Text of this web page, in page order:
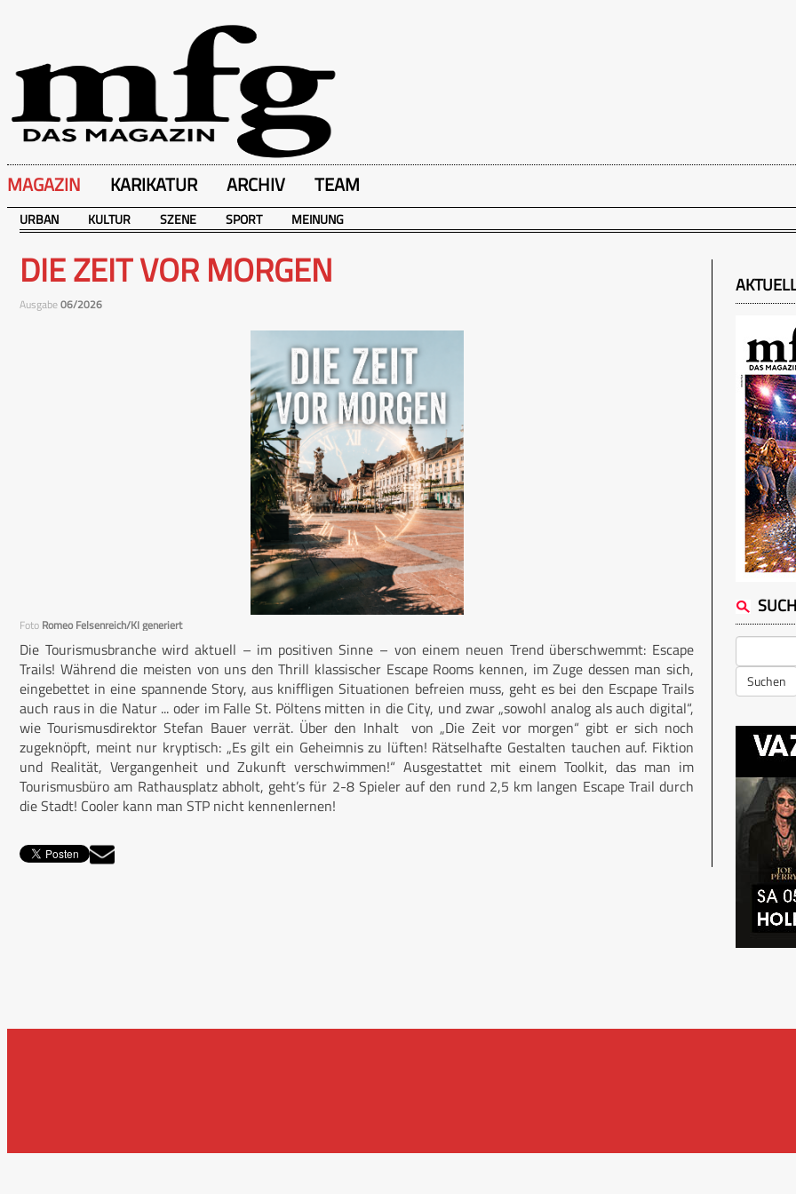
MAGAZIN KARIKATUR ARCHIV TEAM
URBAN KULTUR SZENE SPORT MEINUNG
DIE ZEIT VOR MORGEN
Ausgabe06/2026
Foto Romeo Felsenreich/KI generiert
Die Tourismusbranche wird aktuell – im positiven Sinne – von einem neuen Trend überschwemmt: Escape
Trails! Während die meisten von uns den Thrill klassischer Escape Rooms kennen, im Zuge dessen man sich,
eingebettet in eine spannende Story, aus kniffligen Situationen befreien muss, geht es bei den Escpape Trails
auch raus in die Natur ... oder im Falle St. Pöltens mitten in die City, und zwar „sowohl analog als auch digital“,
wie Tourismusdirektor Stefan Bauer verrät. Über den Inhalt von „Die Zeit vor morgen“ gibt er sich noch
zugeknöpft, meint nur kryptisch: „Es gilt ein Geheimnis zu lüften! Rätselhafte Gestalten tauchen auf. Fiktion
und Realität, Vergangenheit und Zukunft verschwimmen!“ Ausgestattet mit einem Toolkit, das man im
Tourismusbüro am Rathausplatz abholt, geht’s für 2-8 Spieler auf den rund 2,5 km langen Escape Trail durch
die Stadt! Cooler kann man STP nicht kennenlernen!
Suchen